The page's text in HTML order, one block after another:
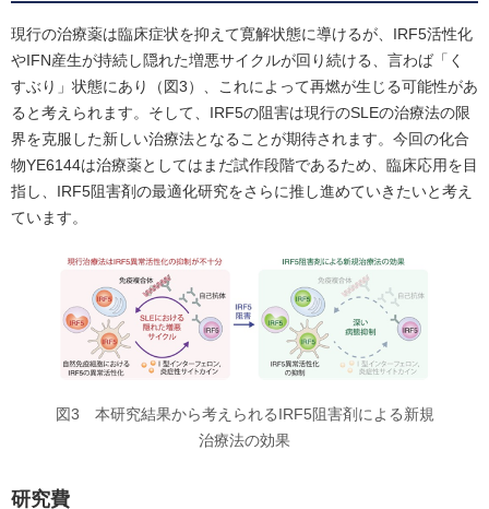
現行の治療薬は臨床症状を抑えて寛解状態に導けるが、IRF5活性化
やIFN産生が持続し隠れた増悪サイクルが回り続ける、言わば「く
すぶり」状態にあり（図3）、これによって再燃が生じる可能性があ
ると考えられます。そして、IRF5の阻害は現行のSLEの治療法の限
界を克服した新しい治療法となることが期待されます。今回の化合
物YE6144は治療薬としてはまだ試作段階であるため、臨床応用を目
指し、IRF5阻害剤の最適化研究をさらに推し進めていきたいと考え
ています。
図3 本研究結果から考えられるIRF5阻害剤による新規
治療法の効果
研究費